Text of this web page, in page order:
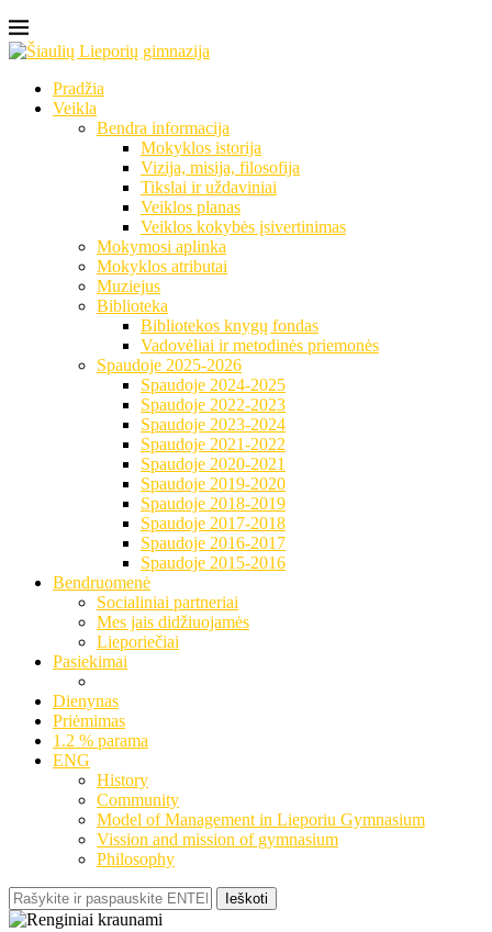
Pradžia
Veikla
Bendra informacija
Mokyklos istorija
Vizija, misija, filosofija
Tikslai ir uždaviniai
Veiklos planas
Veiklos kokybės įsivertinimas
Mokymosi aplinka
Mokyklos atributai
Muziejus
Biblioteka
Bibliotekos knygų fondas
Vadovėliai ir metodinės priemonės
Spaudoje 2025-2026
Spaudoje 2024-2025
Spaudoje 2022-2023
Spaudoje 2023-2024
Spaudoje 2021-2022
Spaudoje 2020-2021
Spaudoje 2019-2020
Spaudoje 2018-2019
Spaudoje 2017-2018
Spaudoje 2016-2017
Spaudoje 2015-2016
Bendruomenė
Socialiniai partneriai
Mes jais didžiuojamės
Lieporiečiai
Pasiekimai
Dienynas
Priėmimas
1.2 % parama
ENG
History
Community
Model of Management in Lieporiu Gymnasium
Vission and mission of gymnasium
Philosophy
Ieškoti